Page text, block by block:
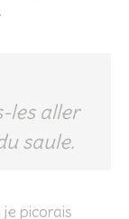
les aller
saule.
je picorais